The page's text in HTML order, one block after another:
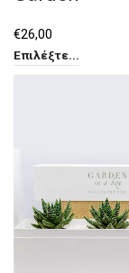
€26,00
Επιλέξτε...